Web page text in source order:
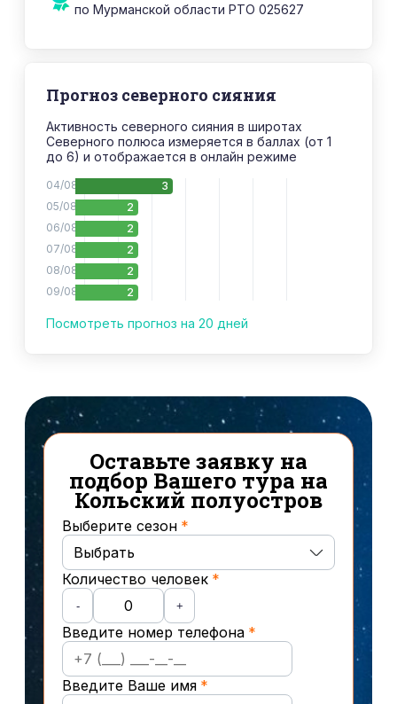
по Мурманской области РТО 025627
Прогноз северного сияния
Активность северного сияния в широтах
Северного полюса измеряется в баллах (от 1
до 6) и отображается в онлайн режиме
04/08
3
05/08
2
06/08
2
07/08
2
08/08
2
09/08
2
14/08
2
15/08
16/08
4
18/08
4
5
20/08
3
2
22/08
2
23/08
2
24/08
2
25/08
2
27/08
2
28/08
2
Посмотреть прогноз на 20 дней
Оставьте заявку на
подбор Вашего тура на
Кольский полуостров
Выберите сезон
Выбрать
Осень
Зима
Весна
Количество человек
- +
Введите номер телефона
Введите Ваше имя